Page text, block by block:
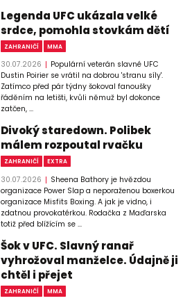
Legenda UFC ukázala velké
srdce, pomohla stovkám dětí
ZAHRANIČÍ MMA
30.07.2026
Populární veterán slavné UFC
Dustin Poirier se vrátil na dobrou 'stranu síly'.
Zatímco před pár týdny šokoval fanoušky
řáděním na letišti, kvůli němuž byl dokonce
zatčen, ...
Divoký staredown. Polibek
málem rozpoutal rvačku
ZAHRANIČÍ EXTRA
30.07.2026
Sheena Bathory je hvězdou
organizace Power Slap a neporaženou boxerkou
organizace Misfits Boxing. A jak je vidno, i
zdatnou provokatérkou. Rodačka z Maďarska
totiž před blížícím se ...
Šok v UFC. Slavný ranař
vyhrožoval manželce. Údajně ji
chtěl i přejet
ZAHRANIČÍ MMA